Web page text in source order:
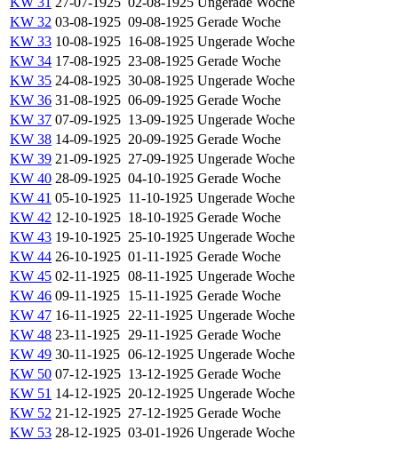
KW 32 03-08-1925 09-08-1925 Gerade Woche
KW 33 10-08-1925 16-08-1925 Ungerade Woche
KW 34 17-08-1925 23-08-1925 Gerade Woche
KW 35 24-08-1925 30-08-1925 Ungerade Woche
KW 36 31-08-1925 06-09-1925 Gerade Woche
KW 37 07-09-1925 13-09-1925 Ungerade Woche
KW 38 14-09-1925 20-09-1925 Gerade Woche
KW 39 21-09-1925 27-09-1925 Ungerade Woche
KW 40 28-09-1925 04-10-1925 Gerade Woche
KW 41 05-10-1925 11-10-1925 Ungerade Woche
KW 42 12-10-1925 18-10-1925 Gerade Woche
KW 43 19-10-1925 25-10-1925 Ungerade Woche
KW 44 26-10-1925 01-11-1925 Gerade Woche
KW 45 02-11-1925 08-11-1925 Ungerade Woche
KW 46 09-11-1925 15-11-1925 Gerade Woche
KW 47 16-11-1925 22-11-1925 Ungerade Woche
KW 48 23-11-1925 29-11-1925 Gerade Woche
KW 49 30-11-1925 06-12-1925 Ungerade Woche
KW 50 07-12-1925 13-12-1925 Gerade Woche
KW 51 14-12-1925 20-12-1925 Ungerade Woche
KW 52 21-12-1925 27-12-1925 Gerade Woche
KW 53 28-12-1925 03-01-1926 Ungerade Woche